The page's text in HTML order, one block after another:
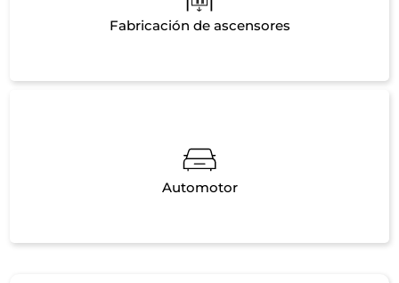
Fabricación de ascensores
Automotor